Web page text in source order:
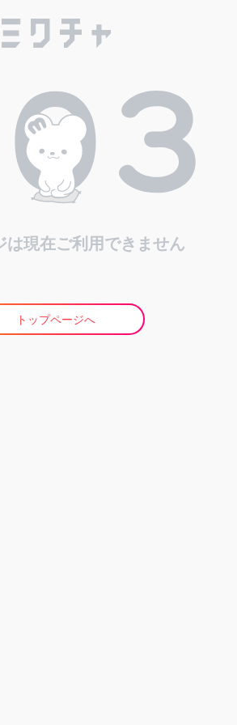
は現在ご利用できません